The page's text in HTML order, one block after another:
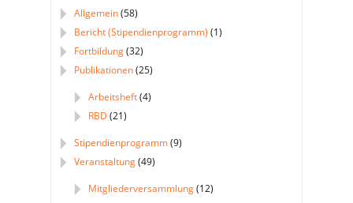
Allgemein(58)
Bericht (Stipendienprogramm) (1)
Fortbildung(32)
Publikationen(25)
Arbeitsheft(4)
RBD (21)
Stipendienprogramm(9)
Veranstaltung(49)
Mitgliederversammlung(12)